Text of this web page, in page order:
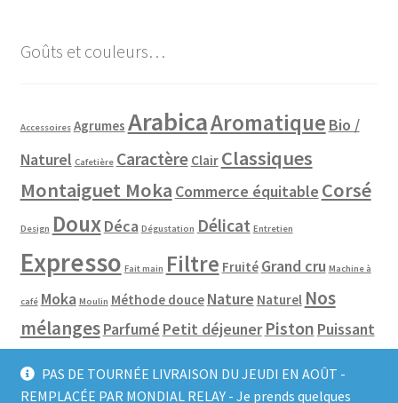
PAS DE TOURNÉE LIVRAISON DU JEUDI EN AOÛT -
REMPLACÉE PAR MONDIAL RELAY - Je prends quelques
Goûts et couleurs…
Accessoires Agrumes ArabicaAromatique Bio /
Naturel Cafetière Caractère Clair Classiques
Montaiguet Moka Commerce équitable Corsé
Design DouxDéca Dégustation Délicat Entretien
Expresso Fait main Filtre Fruité Grand cru Machine à
café Moka Moulin Méthode douce Nature Naturel Nos
mélangesParfumé Petit déjeuner Piston Puissant
Pure origine Slow coffee